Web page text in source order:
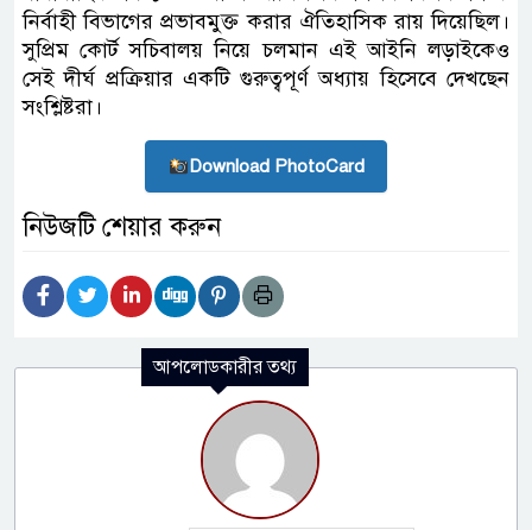
নির্বাহী বিভাগের প্রভাবমুক্ত করার ঐতিহাসিক রায় দিয়েছিল।
সুপ্রিম কোর্ট সচিবালয় নিয়ে চলমান এই আইনি লড়াইকেও
সেই দীর্ঘ প্রক্রিয়ার একটি গুরুত্বপূর্ণ অধ্যায় হিসেবে দেখছেন
সংশ্লিষ্টরা।
Download PhotoCard
নিউজটি শেয়ার করুন
আপলোডকারীর তথ্য